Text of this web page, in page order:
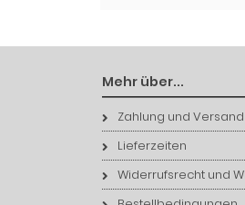
Mehr über...
Zahlung und Versand
Lieferzeiten
Widerrufsrecht und